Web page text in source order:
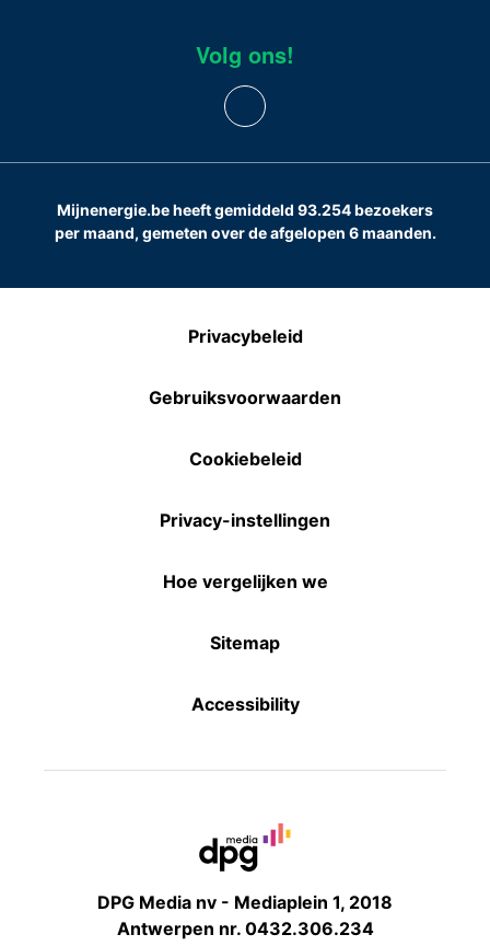
Volg ons!
Mijnenergie.be heeft gemiddeld 93.254 bezoekers
per maand, gemeten over de afgelopen 6 maanden.
Privacybeleid
Gebruiksvoorwaarden
Cookiebeleid
Privacy-instellingen
Hoe vergelijken we
Sitemap
Accessibility
DPG Media nv - Mediaplein 1, 2018
Antwerpen nr. 0432.306.234